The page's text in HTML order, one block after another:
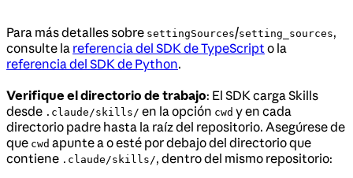
Para más detalles sobre settingSources/setting_sources,
consulte la referencia del SDK de TypeScripto la
referencia del SDK de Python.
Verifique el directorio de trabajo: El SDK carga Skills
desde .claude/skills/ en la opción cwd y en cada
directorio padre hasta la raíz del repositorio. Asegúrese de
que cwd apunte a o esté por debajo del directorio que
contiene .claude/skills/, dentro del mismo repositorio: